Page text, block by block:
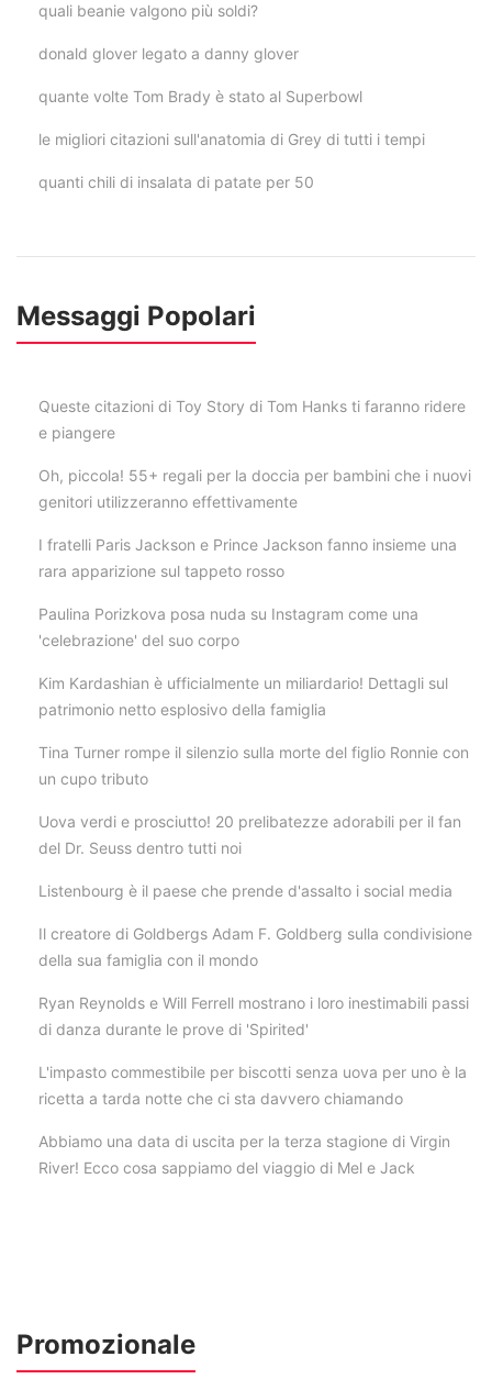
quali beanie valgono più soldi?
donald glover legato a danny glover
quante volte Tom Brady è stato al Superbowl
le migliori citazioni sull'anatomia di Grey di tutti i tempi
quanti chili di insalata di patate per 50
Messaggi Popolari
Queste citazioni di Toy Story di Tom Hanks ti faranno ridere
e piangere
Oh, piccola! 55+ regali per la doccia per bambini che i nuovi
genitori utilizzeranno effettivamente
I fratelli Paris Jackson e Prince Jackson fanno insieme una
rara apparizione sul tappeto rosso
Paulina Porizkova posa nuda su Instagram come una
'celebrazione' del suo corpo
Kim Kardashian è ufficialmente un miliardario! Dettagli sul
patrimonio netto esplosivo della famiglia
Tina Turner rompe il silenzio sulla morte del figlio Ronnie con
un cupo tributo
Uova verdi e prosciutto! 20 prelibatezze adorabili per il fan
del Dr. Seuss dentro tutti noi
Listenbourg è il paese che prende d'assalto i social media
Il creatore di Goldbergs Adam F. Goldberg sulla condivisione
della sua famiglia con il mondo
Ryan Reynolds e Will Ferrell mostrano i loro inestimabili passi
di danza durante le prove di 'Spirited'
L'impasto commestibile per biscotti senza uova per uno è la
ricetta a tarda notte che ci sta davvero chiamando
Abbiamo una data di uscita per la terza stagione di Virgin
River! Ecco cosa sappiamo del viaggio di Mel e Jack
Promozionale